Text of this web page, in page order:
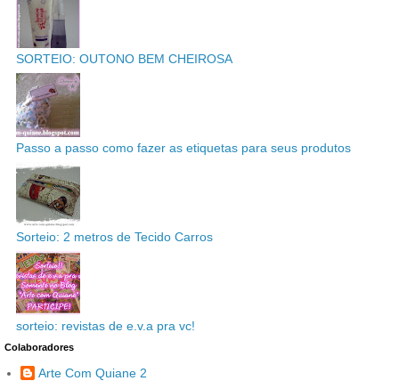
SORTEIO: OUTONO BEM CHEIROSA
Passo a passo como fazer as etiquetas para seus produtos
Sorteio: 2 metros de Tecido Carros
sorteio: revistas de e.v.a pra vc!
Colaboradores
Arte Com Quiane 2